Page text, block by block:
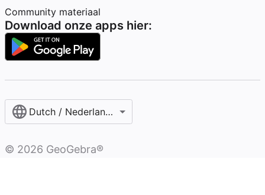
Community materiaal
Download onze apps hier:
Dutch / Nederlands‎ (België)‎
© 2026 GeoGebra®